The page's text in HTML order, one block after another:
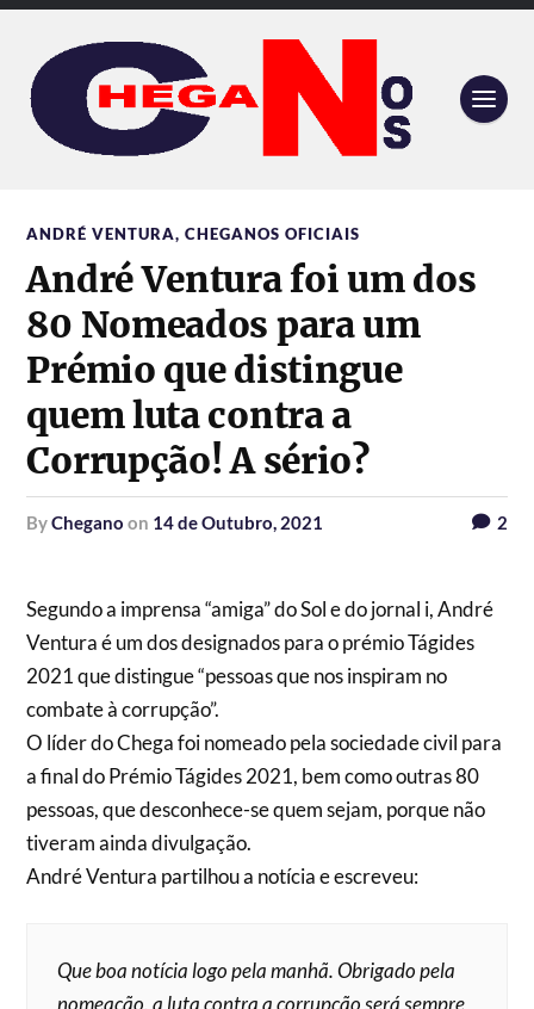
ANDRÉ VENTURA,CHEGANOS OFICIAIS
André Ventura foi um dos
80 Nomeados para um
Prémio que distingue
quem luta contra a
Corrupção! A sério?
byChegano on 14 de Outubro, 2021 2
Segundo a imprensa “amiga” do Sol e do jornal i, André
Ventura é um dos designados para o prémio Tágides
2021 que distingue “pessoas que nos inspiram no
combate à corrupção”.
O líder do Chega foi nomeado pela sociedade civil para
a final do Prémio Tágides 2021, bem como outras 80
pessoas, que desconhece-se quem sejam, porque não
tiveram ainda divulgação.
André Ventura partilhou a notícia e escreveu:
Que boa notícia logo pela manhã. Obrigado pela
nomeação, a luta contra a corrupção será sempre